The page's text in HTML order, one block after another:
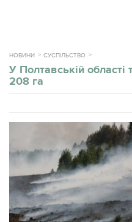
НОВИНИ СУСПІЛЬСТВО
У Полтавській області
208 га